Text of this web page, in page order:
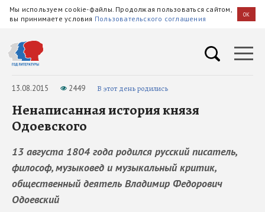
Мы используем cookie-файлы. Продолжая пользоваться сайтом,
вы принимаете условия Пользовательского соглашения OK
13.08.2015 2449 В этот день родились
Ненаписанная история князя
Одоевского
13 августа 1804 года родился русский писатель,
философ, музыковед и музыкальный критик,
общественный деятель Владимир Федорович
Одоевский